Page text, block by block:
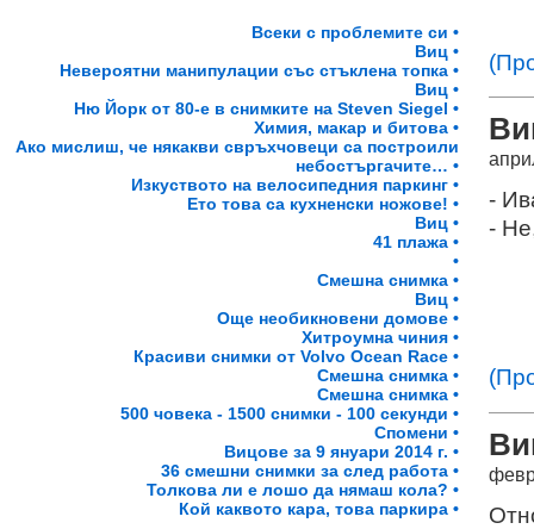
-
-
Всеки с проблемите си •
Виц •
Невероятни манипулации със стъклена топка •
Виц •
Ню Йорк от 80-е в снимките на Steven Siegel •
Химия, макар и битова •
Ако мислиш, че някакви свръхчовеци са построили
небостъргачите… •
Изкуството на велосипедния паркинг •
Ето това са кухненски ножове! •
Виц •
41 плажа •
•
Смешна снимка •
Виц •
Още необикновени домове •
Хитроумна чиния •
Красиви снимки от Volvo Ocean Race •
Смешна снимка •
Смешна снимка •
500 човека - 1500 снимки - 100 секунди •
Спомени •
Вицове за 9 януари 2014 г. •
36 смешни снимки за след работа •
Толкова ли е лошо да нямаш кола? •
Кой каквото кара, това паркира •